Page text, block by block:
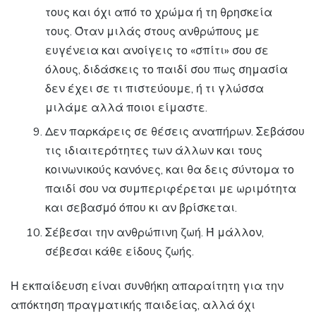
τους και όχι από το χρώμα ή τη θρησκεία
τους. Όταν μιλάς στους ανθρώπους με
ευγένεια και ανοίγεις το «σπίτι» σου σε
όλους, διδάσκεις το παιδί σου πως σημασία
δεν έχει σε τι πιστεύουμε, ή τι γλώσσα
μιλάμε αλλά ποιοι είμαστε.
Δεν παρκάρεις σε θέσεις αναπήρων. Σεβάσου
τις ιδιαιτερότητες των άλλων και τους
κοινωνικούς κανόνες, και θα δεις σύντομα το
παιδί σου να συμπεριφέρεται με ωριμότητα
και σεβασμό όπου κι αν βρίσκεται.
Σέβεσαι την ανθρώπινη ζωή. Ή μάλλον,
σέβεσαι κάθε είδους ζωής.
Η εκπαίδευση είναι συνθήκη απαραίτητη για την
απόκτηση πραγματικής παιδείας, αλλά όχι